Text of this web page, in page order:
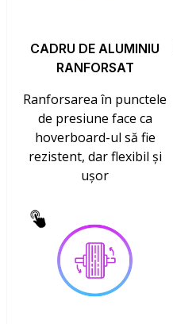
CADRU DE ALUMINIU
RANFORSAT
Ranforsarea în punctele
de presiune face ca
hoverboard-ul să fie
rezistent, dar flexibil și
ușor